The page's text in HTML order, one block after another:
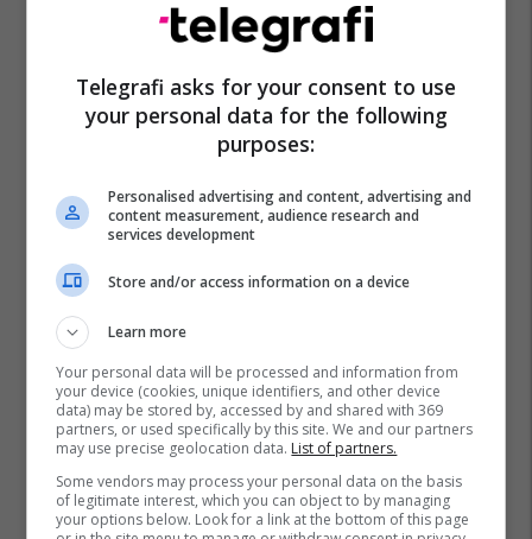
Maqedonia E Veriut Gordana Siljanovska Davkova
Telegrafi asks for your consent to use
your personal data for the following
purposes:
Personalised advertising and content, advertising and
content measurement, audience research and
services development
Store and/or access information on a device
Learn more
Your personal data will be processed and information from
your device (cookies, unique identifiers, and other device
data) may be stored by, accessed by and shared with 369
partners, or used specifically by this site. We and our partners
may use precise geolocation data. List of partners.
Some vendors may process your personal data on the basis
of legitimate interest, which you can object to by managing
your options below. Look for a link at the bottom of this page